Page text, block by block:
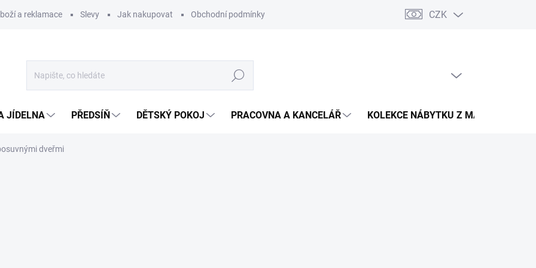
a reklamace Slevy Jak nakupovat Obchodní podmínky Podmínky ochrany osobních údajů Pojištění zásilky
CZK
Hledat
JÍDELNA PŘEDSÍŇ DĚTSKÝ POKOJ PRACOVNA A KANCELÁŘ KOLEKCE NÁBYTKU Z MASIVU
dveřmi